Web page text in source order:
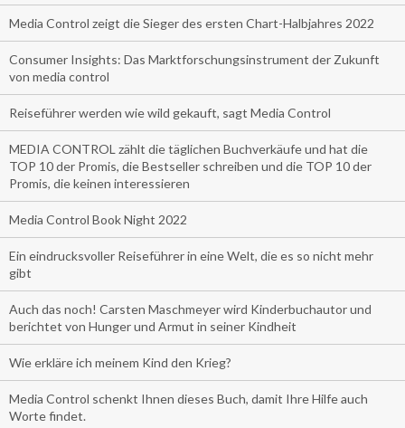
Media Control zeigt die Sieger des ersten Chart-Halbjahres 2022
Consumer Insights: Das Marktforschungsinstrument der Zukunft
von media control
Reiseführer werden wie wild gekauft, sagt Media Control
MEDIA CONTROL zählt die täglichen Buchverkäufe und hat die
TOP 10 der Promis, die Bestseller schreiben und die TOP 10 der
Promis, die keinen interessieren
Media Control Book Night 2022
Ein eindrucksvoller Reiseführer in eine Welt, die es so nicht mehr
gibt
Auch das noch! Carsten Maschmeyer wird Kinderbuchautor und
berichtet von Hunger und Armut in seiner Kindheit
Wie erkläre ich meinem Kind den Krieg?
Media Control schenkt Ihnen dieses Buch, damit Ihre Hilfe auch
Worte findet.